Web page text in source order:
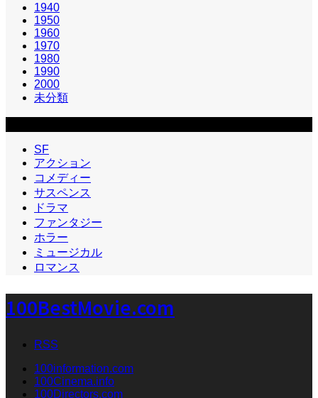
1940
1950
1960
1970
1980
1990
2000
未分類
SF
アクション
コメディー
サスペンス
ドラマ
ファンタジー
ホラー
ミュージカル
ロマンス
100BestMovie.com
RSS
100information.com
100Cinema.info
100Directors.com